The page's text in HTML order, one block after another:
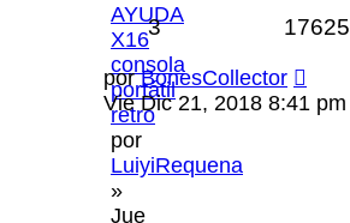
AYUDA
X16
consola
portátil
retro
por
LuiyiRequena
»
Jue
3 17625
porBonesCollector
Vie Dic 21, 2018 8:41 pm